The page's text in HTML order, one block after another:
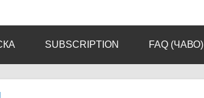
SUBSCRIPTION FAQ (ЧАВО)